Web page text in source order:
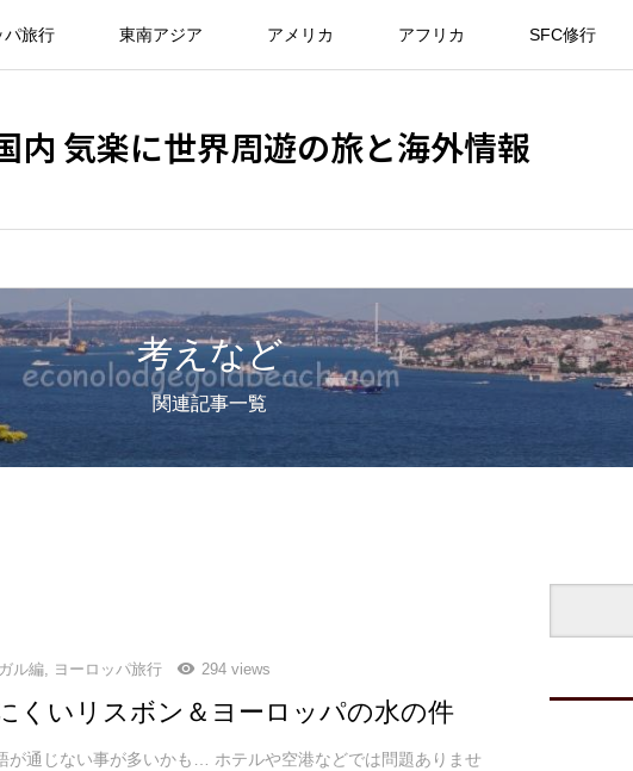
パ旅行 東南アジア アメリカ アフリカ SFC修行
内 気楽に世界周遊の旅と海外情報
考えなど
関連記事一覧
ル編, ヨーロッパ旅行 294 views
くいリスボン＆ヨーロッパの水の件
が通じない事が多いかも… ホテルや空港などでは問題ありませ